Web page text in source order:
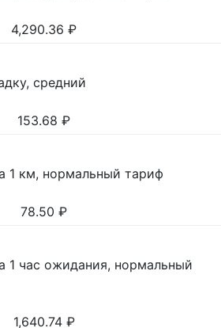
4,290.36 ₽
средний
153.68 ₽
1 км, нормальный тариф
78.50 ₽
1 час ожидания, нормальный
1,640.74 ₽